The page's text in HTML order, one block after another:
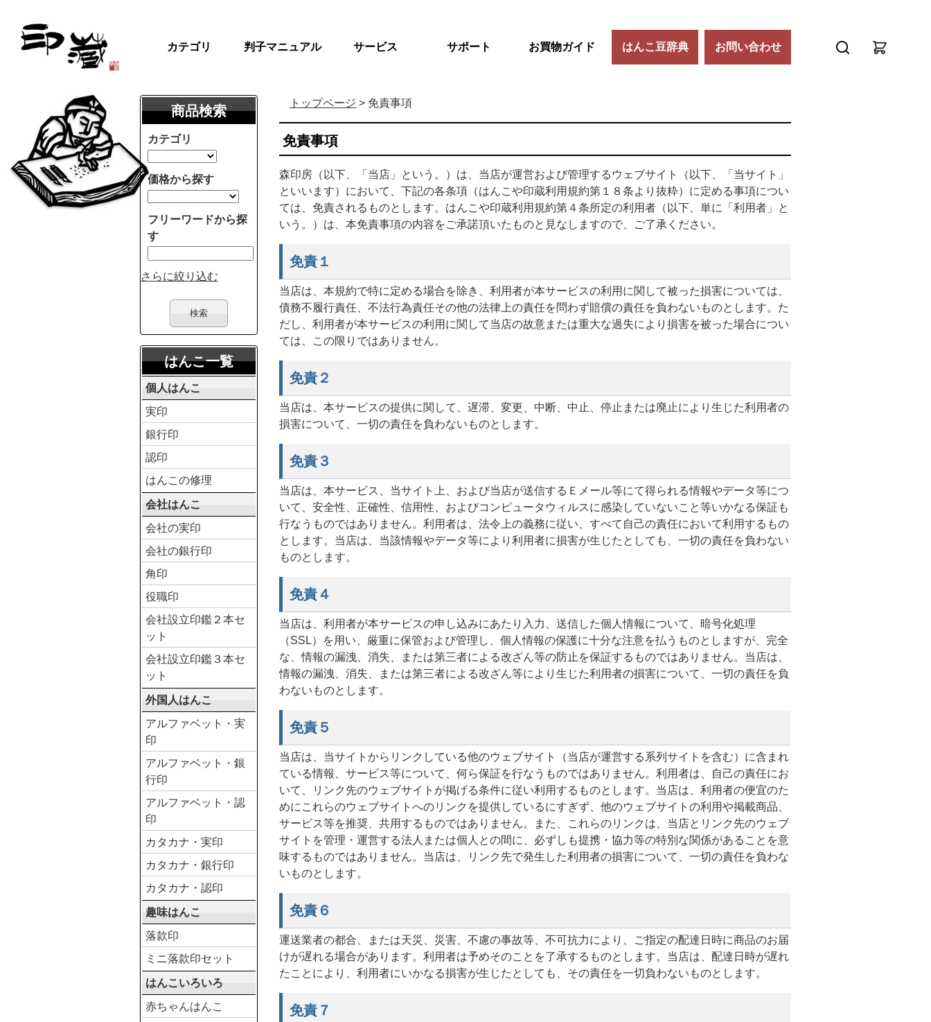
カテゴリ 判子マニュアル サービス サポート お買物ガイド はんこ豆辞典 お問い合わせ
トップページ > 免責事項
免責事項
森印房（以下、「当店」という。）は、当店が運営および管理するウェブサイト（以下、「当サイト」
といいます）において、下記の各条項（はんこや印蔵利用規約第１８条より抜粋）に定める事項につい
ては、免責されるものとします。はんこや印蔵利用規約第４条所定の利用者（以下、単に「利用者」と
いう。）は、本免責事項の内容をご承諾頂いたものと見なしますので、ご了承ください。
免責１
当店は、本規約で特に定める場合を除き、利用者が本サービスの利用に関して被った損害については、
債務不履行責任、不法行為責任その他の法律上の責任を問わず賠償の責任を負わないものとします。た
だし、利用者が本サービスの利用に関して当店の故意または重大な過失により損害を被った場合につい
ては、この限りではありません。
免責２
当店は、本サービスの提供に関して、遅滞、変更、中断、中止、停止または廃止により生じた利用者の
損害について、一切の責任を負わないものとします。
免責３
当店は、本サービス、当サイト上、および当店が送信するＥメール等にて得られる情報やデータ等につ
いて、安全性、正確性、信用性、およびコンピュータウィルスに感染していないこと等いかなる保証も
行なうものではありません。利用者は、法令上の義務に従い、すべて自己の責任において利用するもの
とします。当店は、当該情報やデータ等により利用者に損害が生じたとしても、一切の責任を負わない
ものとします。
免責４
当店は、利用者が本サービスの申し込みにあたり入力、送信した個人情報について、暗号化処理
（SSL）を用い、厳重に保管および管理し、個人情報の保護に十分な注意を払うものとしますが、完全
な、情報の漏洩、消失、または第三者による改ざん等の防止を保証するものではありません。当店は、
情報の漏洩、消失、または第三者による改ざん等により生じた利用者の損害について、一切の責任を負
わないものとします。
免責５
当店は、当サイトからリンクしている他のウェブサイト（当店が運営する系列サイトを含む）に含まれ
ている情報、サービス等について、何ら保証を行なうものではありません。利用者は、自己の責任にお
いて、リンク先のウェブサイトが掲げる条件に従い利用するものとします。当店は、利用者の便宜のた
めにこれらのウェブサイトへのリンクを提供しているにすぎず、他のウェブサイトの利用や掲載商品、
サービス等を推奨、共用するものではありません。また、これらのリンクは、当店とリンク先のウェブ
サイトを管理・運営する法人または個人との間に、必ずしも提携・協力等の特別な関係があることを意
味するものではありません。当店は、リンク先で発生した利用者の損害について、一切の責任を負わな
いものとします。
免責６
運送業者の都合、または天災、災害、不慮の事故等、不可抗力により、ご指定の配達日時に商品のお届
けが遅れる場合があります。利用者は予めそのことを了承するものとします。当店は、配達日時が遅れ
たことにより、利用者にいかなる損害が生じたとしても、その責任を一切負わないものとします。
免責７
商品検索
カテゴリ
価格から探す
フリーワードから探
す
さらに絞り込む
はんこ一覧
個人はんこ
実印
銀行印
認印
はんこの修理
会社はんこ
会社の実印
会社の銀行印
角印
役職印
会社設立印鑑２本セ
ット
会社設立印鑑３本セ
ット
外国人はんこ
アルファベット・実
印
アルファベット・銀
行印
アルファベット・認
印
カタカナ・実印
カタカナ・銀行印
カタカナ・認印
趣味はんこ
落款印
ミニ落款印セット
はんこいろいろ
赤ちゃんはんこ